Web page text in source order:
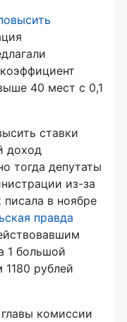
40 мест с 0,1
ставки
доход
тогда депутаты
из-за
писала в ноябре
правда
1 большой
1180 рублей
комиссии